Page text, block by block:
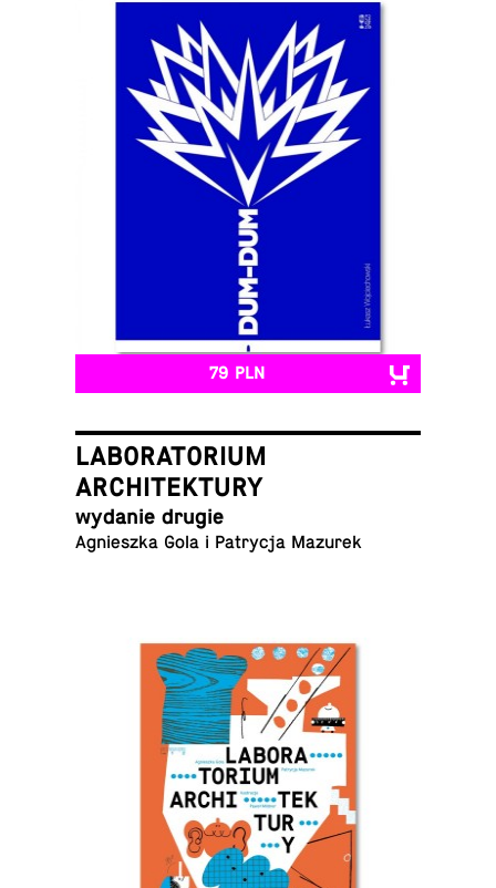
79 PLN
LABORATORIUM
ARCHITEKTURY
wydanie drugie
Ag­nieszka Gola i Pa­trycja Mazurek